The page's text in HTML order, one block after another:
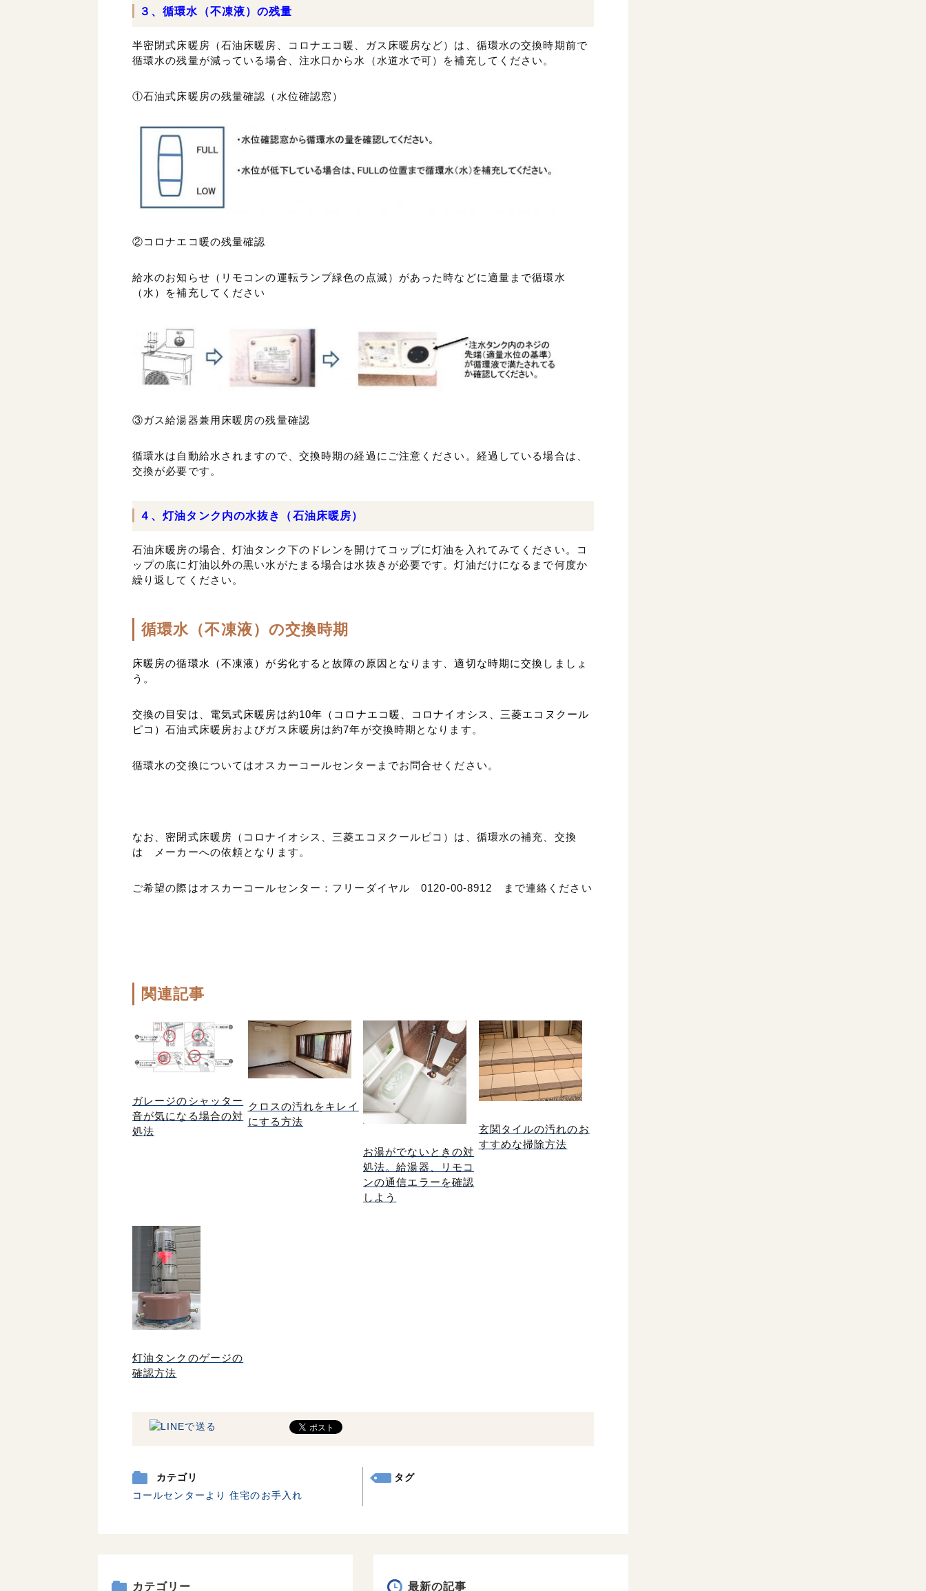
３、循環水（不凍液）の残量
半密閉式床暖房（石油床暖房、コロナエコ暖、ガス床暖房など）は、循環水の交換時期前で
循環水の残量が減っている場合、注水口から水（水道水で可）を補充してください。
①石油式床暖房の残量確認（水位確認窓）
②コロナエコ暖の残量確認
給水のお知らせ（リモコンの運転ランプ緑色の点滅）があった時などに適量まで循環水
（水）を補充してください
③ガス給湯器兼用床暖房の残量確認
循環水は自動給水されますので、交換時期の経過にご注意ください。経過している場合は、
交換が必要です。
４、灯油タンク内の水抜き（石油床暖房）
石油床暖房の場合、灯油タンク下のドレンを開けてコップに灯油を入れてみてください。コ
ップの底に灯油以外の黒い水がたまる場合は水抜きが必要です。灯油だけになるまで何度か
繰り返してください。
循環水（不凍液）の交換時期
床暖房の循環水（不凍液）が劣化すると故障の原因となります、適切な時期に交換しましょ
う。
交換の目安は、電気式床暖房は約10年（コロナエコ暖、コロナイオシス、三菱エコヌクール
ピコ）石油式床暖房およびガス床暖房は約7年が交換時期となります。
循環水の交換についてはオスカーコールセンターまでお問合せください。
なお、密閉式床暖房（コロナイオシス、三菱エコヌクールピコ）は、循環水の補充、交換
は メーカーへの依頼となります。
ご希望の際はオスカーコールセンター：フリーダイヤル 0120-00-8912 まで連絡ください
関連記事
ガレージのシャッター
音が気になる場合の対
処法
クロスの汚れをキレイ
にする方法
お湯がでないときの対
処法。給湯器、リモコ
ンの通信エラーを確認
しよう
玄関タイルの汚れのお
すすめな掃除方法
灯油タンクのゲージの
確認方法
カテゴリ
コールセンターより 住宅のお手入れ
タグ
最新の記事
カテゴリー